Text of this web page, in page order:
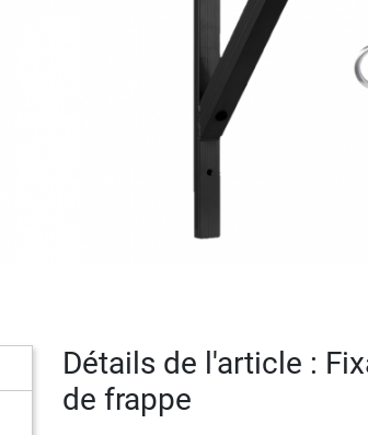
Détails de l'article :
de frappe